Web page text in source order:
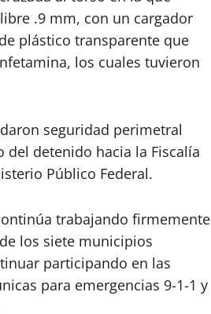
.9 mm, con un cargador
plástico transparente que
los cuales tuvieron
seguridad perimetral
detenido hacia la Fiscalía
Público Federal.
trabajando firmemente
los siete municipios
participando en las
para emergencias 9-1-1 y